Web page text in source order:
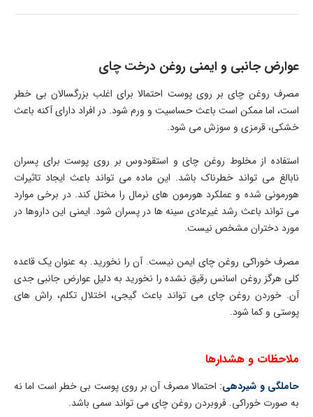
عوارض جانبی و ایمنی روغن درخت چای
مصرف روغن چای بر روی پوست احتمالا برای اغلب بزرگسالان بی خطر
است، اما ممکن است باعث حساسیت و ورم شود. در افراد دارای آکنه باعث
خشکی، قرمزی و سوزش می شود.
استفاده از مخلوط روغن چای و استقودوس بر روی پوست برای پسران
نابالغ می تواند خطرناک باشد. این ماده می تواند باعث ایجاد تاثیرات
هورمونی شده و عملکرد هورمون های نرمال را مختل کند. در برخی موارد
می تواند باعث رشد غیرعادی سینه ها در پسران شود. ایمنی این داروها در
مورد دختران مشخص نیست.
مصرف خوراکی روغن چای ایمن نیست. آن را نخورید. به عنوان یک قاعده
کلی هرگز روغن اسانس رقیق نشده را نخورید به دلیل عوارض جانبی جدی
آن. خوردن روغن چای می تواند باعث گیجی، اختلال تکلم، راش های
پوستی و کما شود.
ملاحظات و هشدارها
حاملگی و شیردهی: احتمالا مصرف آن بر روی پوست بی خطر است اما نه
به صورت خوراکی. فروبردن روغن چای می تواند سمی باشد.